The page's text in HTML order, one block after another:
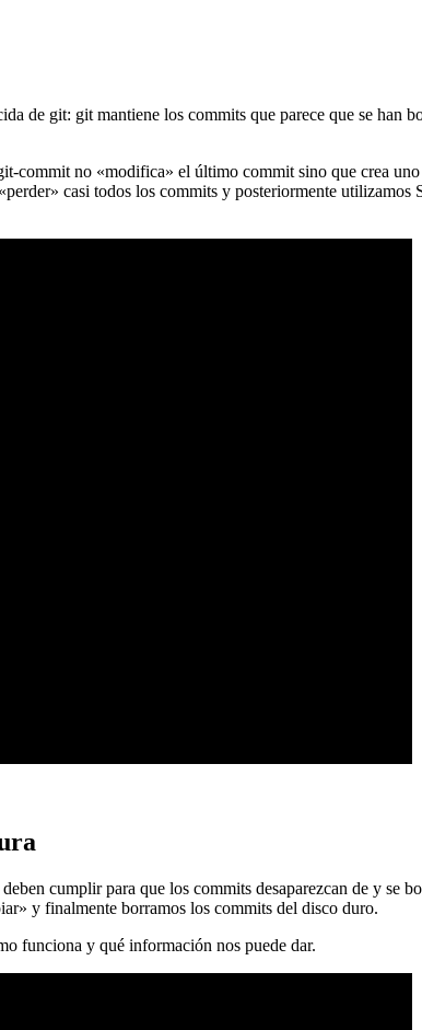
de git: git mantiene los commits que parece que se han
commit no «modifica» el último commit sino que crea
casi todos los commits y posteriormente
cumplir para que los commits desaparezcan de y
y finalmente borramos los commits del disco duro.
funciona y qué información nos puede dar.